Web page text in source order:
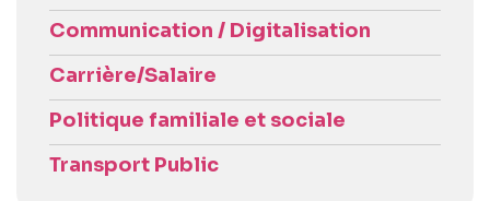
Communication / Digitalisation
Carrière/Salaire
Politique familiale et sociale
Transport Public